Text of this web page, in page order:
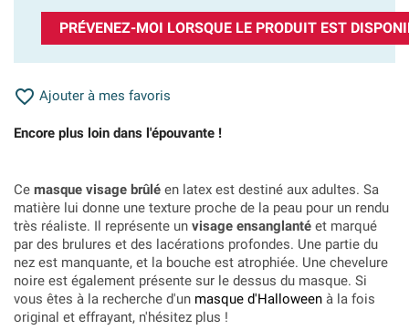
PRÉVENEZ-MOI LORSQUE LE PRODUIT EST
 Ajouter à mes favoris
Encore plus loin dans l'épouvante !
Ce masque visage brûlé en latex est destiné aux adultes. Sa
matière lui donne une texture proche de la peau pour un rendu
très réaliste. Il représente un visage ensanglanté et marqué
par des brulures et des lacérations profondes. Une partie du
nez est manquante, et la bouche est atrophiée. Une chevelure
noire est également présente sur le dessus du masque. Si
vous êtes à la recherche d'un masque d'Halloween à la fois
original et effrayant, n'hésitez plus !